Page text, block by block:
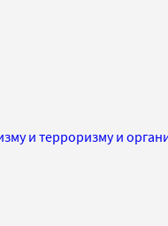
и терроризму и